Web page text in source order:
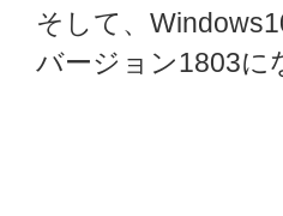
そして、
バージョン1803に